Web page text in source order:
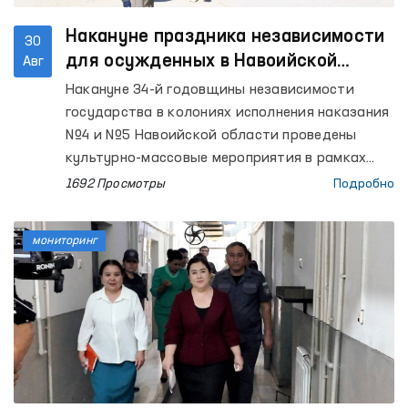
30
Авг
Накануне праздника независимости
для осужденных в Навоийской
области проведены духовные
мероприятия и мониторинговые
визиты.
Накануне 34-й годовщины независимости
государства в колониях исполнения наказания
№4 и №5 Навоийской области проведены
культурно-массовые мероприятия в рамках
«Общенационального фестиваля
республике под лозунгом «Для Родины, для
нации, для народа». Участниками культурно-
просветительского каравана в составе
известных деятелей науки, искусства и
культуры, приехавшие в регион из республики,
проведены творческие встречи и
непосредственные беседы с сотрудниками
колоний и содержащимися там лицами.
1692 Просмотры Подробно
мониторинг